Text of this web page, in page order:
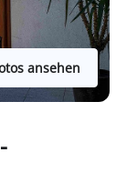
ansehen